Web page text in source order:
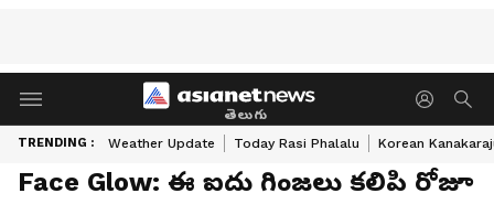
తెలుగు
TRENDING : Weather Update Today Rasi Phalalu Korean
Face Glow: ఈ ఐదు గింజలు కలిపి రోజూ